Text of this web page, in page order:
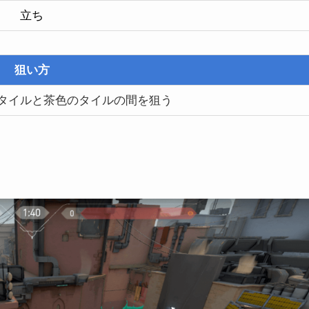
立ち
狙い方
イルと茶色のタイルの間を狙う